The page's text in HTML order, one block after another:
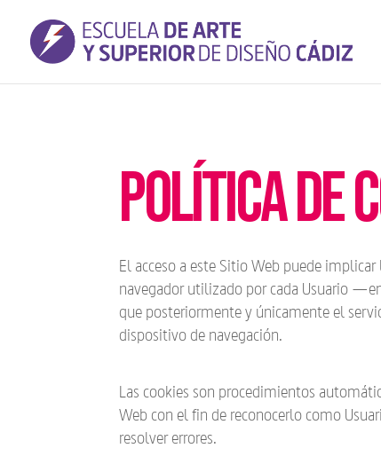
Política de
El acceso a este Sitio Web puede
navegador utilizado por cada Usuario
que posteriormente y únicamente el
dispositivo de navegación.
Las cookies son procedimientos
Web con el fin de reconocerlo como
resolver errores.